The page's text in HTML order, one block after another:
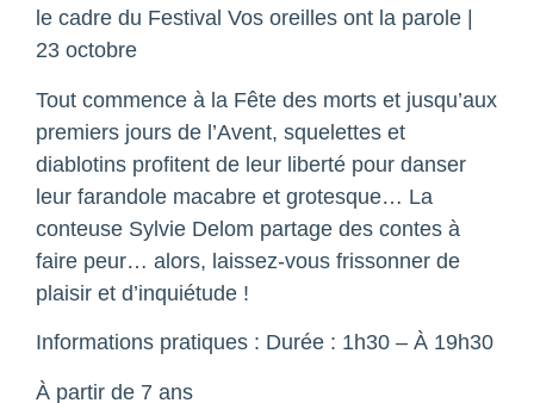
le cadre du Festival Vos oreilles ont la parole |
23 octobre
Tout commence à la Fête des morts et jusqu’aux
premiers jours de l’Avent, squelettes et
diablotins profitent de leur liberté pour danser
leur farandole macabre et grotesque… La
conteuse Sylvie Delom partage des contes à
faire peur… alors, laissez-vous frissonner de
plaisir et d’inquiétude !
Informations pratiques : Durée : 1h30 – À 19h30
À partir de 7 ans